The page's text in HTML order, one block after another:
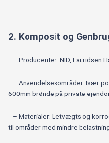
2. Komposit og
– Producenter: NID, Lauridsen
– Anvendelsesområder: Især
600mm brønde på private
– Materialer: Letvægts og
til områder med mindre belastning.